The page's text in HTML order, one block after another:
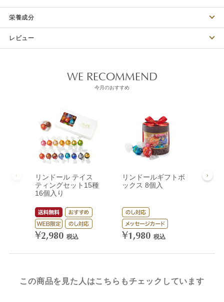
栄養成分
レビュー
WE RECOMMEND
今月のおすすめ
リンドール テイス
ティングセット15種
16個入り
¥2,980 税込
リンドールギフトボ
ックス 8個入
¥1,980 税込
リ
この商品を見た人はこちらもチェックしています